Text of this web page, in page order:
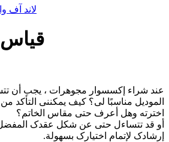
لاند آف
عند شراء إکسسوار مجوهرات ، یجب أن
المودیل مناسبًا لی؟ کیف یمکننی التأکد
اخترته وهل أعرف حتى مقاس الخاتم؟
أو قد تتساءل حتى عن شکل عقدک
إرشادک لإتمام اختیارک بسهولة.